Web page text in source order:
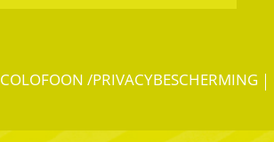
COLOFOON /PRIVACYBESCHERMING